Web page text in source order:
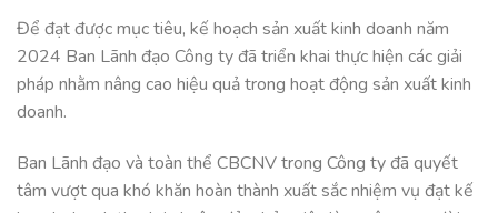
Để đạt được mục tiêu, kế hoạch sản xuất kinh doanh năm
2024 Ban Lãnh đạo Công ty đã triển khai thực hiện các giải
pháp nhằm nâng cao hiệu quả trong hoạt động sản xuất kinh
doanh.
Ban Lãnh đạo và toàn thể CBCNV trong Công ty đã quyết
tâm vượt qua khó khăn hoàn thành xuất sắc nhiệm vụ đạt kế